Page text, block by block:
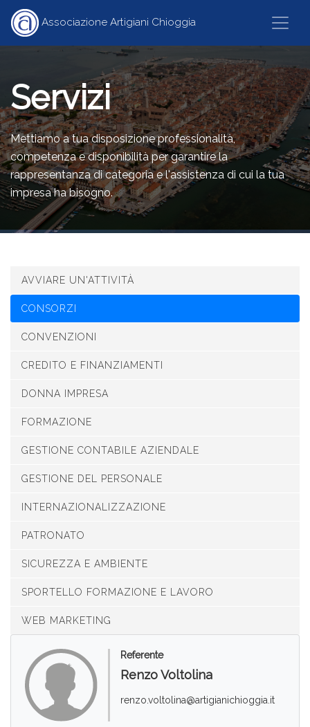
Associazione Artigiani Chioggia
HOME
ASSOCIAZIONE
SERVIZI
CATEGORIE
ARTICOLI
Servizi
Mettiamo a tua disposizione professionalità,
competenza e disponibilità per garantire la
rappresentanza di categoria e l'assistenza di cui la tua
impresa ha bisogno.
AVVIARE UN'ATTIVITÀ
CONSORZI
CONVENZIONI
CREDITO E FINANZIAMENTI
DONNA IMPRESA
FORMAZIONE
GESTIONE CONTABILE AZIENDALE
GESTIONE DEL PERSONALE
INTERNAZIONALIZZAZIONE
PATRONATO
SICUREZZA E AMBIENTE
SPORTELLO FORMAZIONE E LAVORO
WEB MARKETING
Referente
Renzo Voltolina
renzo.voltolina@artigianichioggia.it